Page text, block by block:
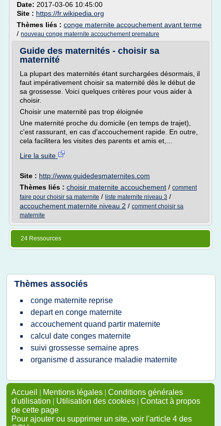
Date: 2017-03-06 10:45:00
Site : https://fr.wikipedia.org
Thèmes liés : conge maternite accouchement avant terme
/ nouveau conge maternite accouchement premature
Guide des maternités - choisir sa
maternité
La plupart des maternités étant surchargées désormais, il
faut impérativement choisir sa maternité dès le début de
sa grossesse. Voici quelques critères pour vous aider à
choisir.
Choisir une maternité pas trop éloignée
Une maternité proche du domicile (en temps de trajet),
c'est rassurant, en cas d'accouchement rapide. En outre,
cela facilitera les visites des parents et amis et,...
Lire la suite
Site : http://www.guidedesmaternites.com
Thèmes liés : choisir maternite accouchement / comment
faire pour choisir sa maternite / liste maternite niveau 3 /
accouchement maternite niveau 2 / comment choisir sa
maternite
24 Ressources
Thèmes associés
conge maternite reprise
depart en conge maternite
accouchement quand partir maternite
calcul date conges maternite
suivi grossesse semaine apres
organisme d assurance maladie maternite
Accueil | Mentions légales | Conditions générales
d'utilisation | Utilisation des cookies | Contact à propos
de cette page
Pour ajouter ou supprimer un site, voir l'article 4 des